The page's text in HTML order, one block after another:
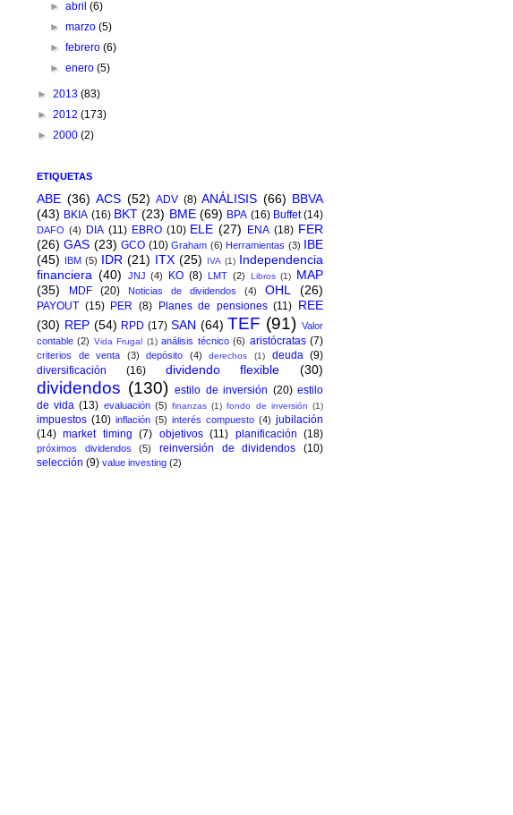
►abril(6)
►marzo(5)
►febrero(6)
►enero(5)
► 2013 (83)
► 2012 (173)
► 2000 (2)
ETIQUETAS
ABE (36) ACS (52) ADV (8) ANÁLISIS (66) BBVA
(43) BKIA (16) BKT (23) BME (69) BPA (16) Buffet (14)
DAFO (4) DIA (11) EBRO (10) ELE (27) ENA (18) FER
(26) GAS (23) GCO (10) Graham (6) Herramientas (3) IBE
(45) IBM (5) IDR (21) ITX (25) IVA (1) Independencia
financiera (40) JNJ (4) KO (8) LMT (2) Libros (1)
MAP
(35)
MDF (20) Noticias de dividendos (4) OHL (26)
PAYOUT (15) PER (8) Planes de pensiones (11) REE
(30) REP (54) RPD (17) SAN (64) TEF (91) Valor
contable (2) Vida Frugal (1) análisis técnico (6) aristócratas (7)
criterios de venta (3) depósito (4) derechos (1) deuda (9)
diversificación
(16) dividendo flexible (30)
dividendos (130) estilo de inversión (20) estilo
de vida (13) evaluación (5) finanzas (1) fondo de inversión (1)
impuestos (10) inflación (5) interés compuesto (4) jubilación
(14) market timing (7) objetivos (11) planificación (18)
próximos dividendos (5) reinversión de dividendos
(10)
selección (9) value investing (2)